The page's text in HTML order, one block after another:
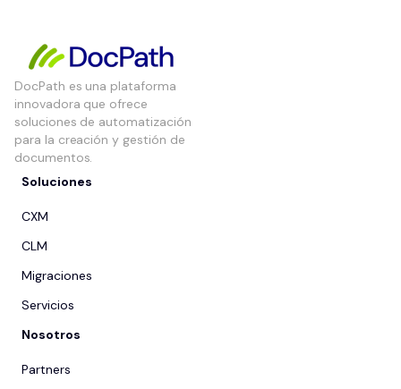
DocPath es una plataforma
innovadora que ofrece
soluciones de automatización
para la creación y gestión de
documentos.
Soluciones
CXM
CLM
Migraciones
Servicios
Nosotros
Partners